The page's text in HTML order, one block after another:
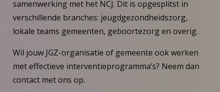
samenwerking met het NCJ. Dit is opgesplitst in
verschillende branches: jeugdgezondheidszorg,
lokale teams gemeenten, geboortezorg en overig.
Wil jouw JGZ-organisatie of gemeente ook werken
met effectieve interventieprogramma’s? Neem dan
contact met ons op.